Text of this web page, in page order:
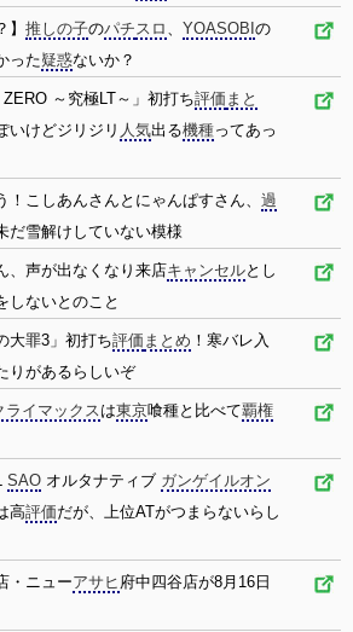
】 推しの子のパチスロ 、 YOASOBI の
った疑惑ないか？
～究極LT～」初打ち評価 まと
いけどジリジリ 人気出る機種ってあっ
！こしあんさんとにゃんぱすさん、 過
だ雪解けしていない模様
、声が出なくなり来店キャンセルとし
しないとのこと
大罪3」初打ち評価 まとめ ！寒バレ入
りがあるらしいぞ
ライマックスは東京喰種と比べて覇権
SAO オルタナティブ ガンゲイルオン
高評価だが、上位ATがつまらないらし
・ニューアサヒ 府中四谷店が8月16日